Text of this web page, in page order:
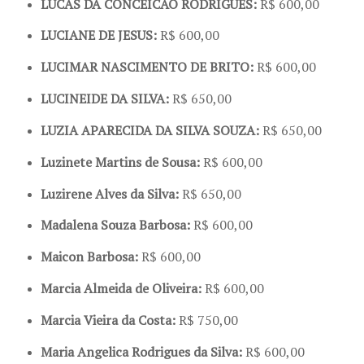
LUCAS DA CONCEICAO RODRIGUES:R$ 600,00
LUCIANE DE JESUS:R$ 600,00
LUCIMAR NASCIMENTO DE BRITO:R$ 600,00
LUCINEIDE DA SILVA:R$ 650,00
LUZIA APARECIDA DA SILVA SOUZA:R$ 650,00
Luzinete Martins de Sousa:R$ 600,00
Luzirene Alves da Silva:R$ 650,00
Madalena Souza Barbosa:R$ 600,00
Maicon Barbosa:R$ 600,00
Marcia Almeida de Oliveira:R$ 600,00
Marcia Vieira da Costa:R$ 750,00
Maria Angelica Rodrigues da Silva:R$ 600,00